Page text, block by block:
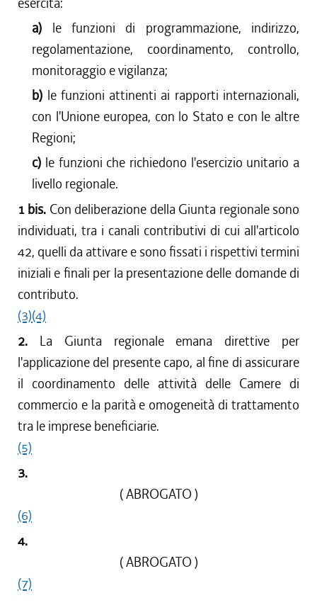
a) le funzioni di programmazione, indirizzo,
regolamentazione, coordinamento, controllo,
monitoraggio e vigilanza;
b) le funzioni attinenti ai rapporti internazionali,
con l'Unione europea, con lo Stato e con le altre
Regioni;
c) le funzioni che richiedono l'esercizio unitario a
livello regionale.
1 bis. Con deliberazione della Giunta regionale sono
individuati, tra i canali contributivi di cui all'articolo
42, quelli da attivare e sono fissati i rispettivi termini
iniziali e finali per la presentazione delle domande di
contributo.
(3)(4)
2. La Giunta regionale emana direttive per
l'applicazione del presente capo, al fine di assicurare
il coordinamento delle attività delle Camere di
commercio e la parità e omogeneità di trattamento
tra le imprese beneficiarie.
(5)
3.
( ABROGATO )
(6)
4.
( ABROGATO )
(7)